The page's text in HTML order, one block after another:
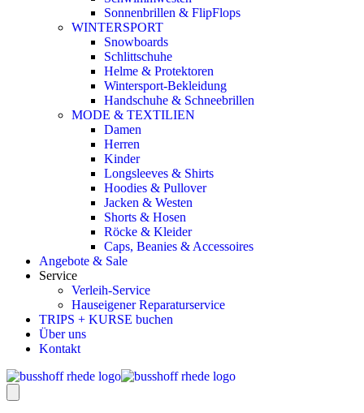
Sonnenbrillen & FlipFlops
WINTERSPORT
Snowboards
Schlittschuhe
Helme & Protektoren
Wintersport-Bekleidung
Handschuhe & Schneebrillen
MODE & TEXTILIEN
Damen
Herren
Kinder
Longsleeves & Shirts
Hoodies & Pullover
Jacken & Westen
Shorts & Hosen
Röcke & Kleider
Caps, Beanies & Accessoires
Angebote & Sale
Service
Verleih-Service
Hauseigener Reparaturservice
TRIPS + KURSE buchen
Über uns
Kontakt